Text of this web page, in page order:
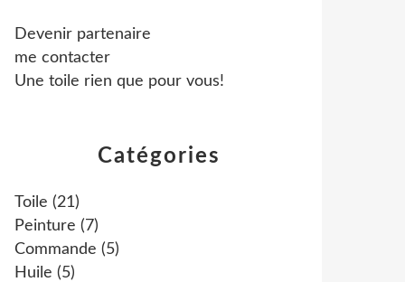
Catégories
Toile (21)
Peinture (7)
Commande (5)
Huile (5)
Devenir partenaire
me contacter
Une toile rien que pour vous!